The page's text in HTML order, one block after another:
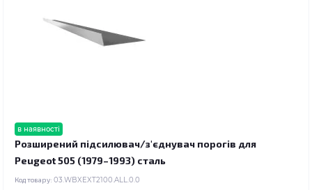
в наявності
Розширений підсилювач/з'єднувач порогів для
Peugeot 505 (1979–1993) сталь
Код товару: 03.WBXEXT2100.ALL.0.0